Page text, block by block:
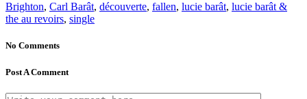
Brighton, Carl Barât, découverte, fallen, lucie barât, lucie barât &
the au revoirs, single
No Comments
Post A Comment